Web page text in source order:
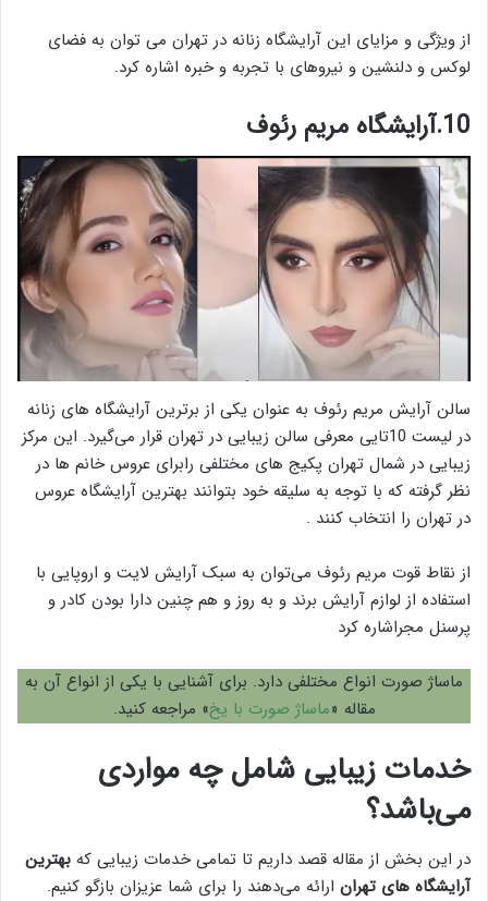
از ویژگی و مزایای این آرایشگاه زنانه در تهران می توان به فضای
لوکس و دلنشین و نیروهای با تجربه و خبره اشاره کرد.
10.آرایشگاه مریم رئوف
سالن آرایش مریم رئوف به عنوان یکی از برترین آرایشگاه های زنانه
در لیست 10تایی معرفی سالن زیبایی در تهران قرار می‌گیرد. این مرکز
زیبایی در شمال تهران پکیج های مختلفی رابرای عروس خانم ها در
نظر گرفته که با توجه به سلیقه خود بتوانند بهترین آرایشگاه عروس
در تهران را انتخاب کنند .
از نقاط قوت مریم رئوف می‌توان به سبک آرایش لایت و اروپایی با
استفاده از لوازم آرایش برند و به روز و هم چنین دارا بودن کادر و
پرسنل مجراشاره کرد
ماساژ صورت انواع مختلفی دارد. برای آشنایی با یکی از انواع آن به
مقاله «ماساژ صورت با یخ» مراجعه کنید.
خدمات زیبایی شامل چه مواردی
می‌باشد؟
در این بخش از مقاله قصد داریم تا تمامی خدمات زیبایی که بهترین
آرایشگاه‌ های تهران ارائه می‌دهند را برای شما عزیزان بازگو کنیم.